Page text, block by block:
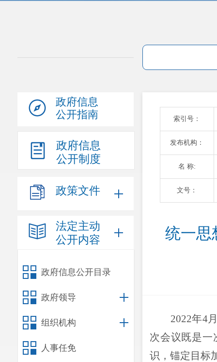
政府信息
公开指南
政府信息
公开制度
政策文件
法定主动
公开内容
政府信息公开目录
政府领导
组织机构
人事任免
索引号：
发布机构：
名 称:
文号：
统一思
2022年4
次会议既是一
识，锚定目标